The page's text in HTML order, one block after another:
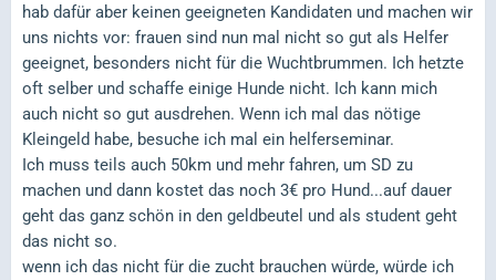
hab dafür aber keinen geeigneten Kandidaten und machen wir
uns nichts vor: frauen sind nun mal nicht so gut als Helfer
geeignet, besonders nicht für die Wuchtbrummen. Ich hetzte
oft selber und schaffe einige Hunde nicht. Ich kann mich
auch nicht so gut ausdrehen. Wenn ich mal das nötige
Kleingeld habe, besuche ich mal ein helferseminar.
Ich muss teils auch 50km und mehr fahren, um SD zu
machen und dann kostet das noch 3€ pro Hund...auf dauer
geht das ganz schön in den geldbeutel und als student geht
das nicht so.
wenn ich das nicht für die zucht brauchen würde, würde ich